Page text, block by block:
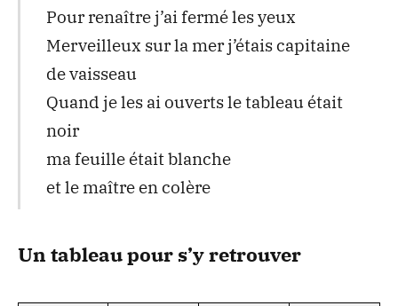
Pour renaître j’ai fermé les yeux
Merveilleux sur la mer j’étais capitaine
de vaisseau
Quand je les ai ouverts le tableau était
noir
ma feuille était blanche
et le maître en colère
Un tableau pour s’y retrouver